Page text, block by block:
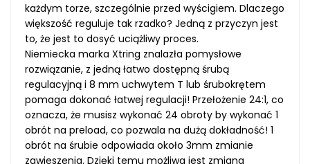
każdym torze, szczególnie przed wyścigiem. Dlaczego
większość reguluje tak rzadko? Jedną z przyczyn jest
to, że jest to dosyć uciążliwy proces.
Niemiecka marka Xtring znalazła pomysłowe
rozwiązanie, z jedną łatwo dostępną śrubą
regulacyjną i 8 mm uchwytem T lub śrubokrętem
pomaga dokonać łatwej regulacji! Przełożenie 24:1, co
oznacza, że musisz wykonać 24 obroty by wykonać 1
obrót na preload, co pozwala na dużą dokładność! 1
obrót na śrubie odpowiada około 3mm zmianie
zawieszenia. Dzięki temu możliwa jest zmiana